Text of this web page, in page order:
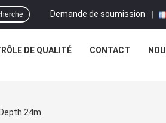
Demande de soumission |
DE QUALITÉ CONTACT
24m